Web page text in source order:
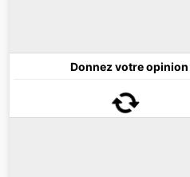
Donnez votre opinion